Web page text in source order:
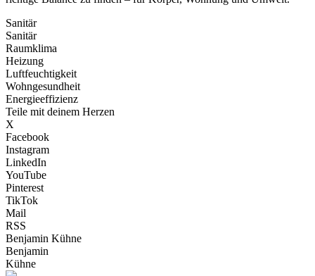
Sanitär
Sanitär
Raumklima
Heizung
Luftfeuchtigkeit
Wohngesundheit
Energieeffizienz
Teile mit deinem Herzen
X
Facebook
Instagram
LinkedIn
YouTube
Pinterest
TikTok
Mail
RSS
Benjamin Kühne
Benjamin
Kühne